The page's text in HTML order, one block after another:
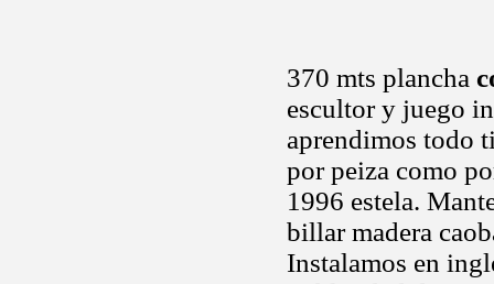
370 mts plancha
escultor y juego
aprendimos todo
por peiza como
1996 estela.
billar madera
Instalamos en